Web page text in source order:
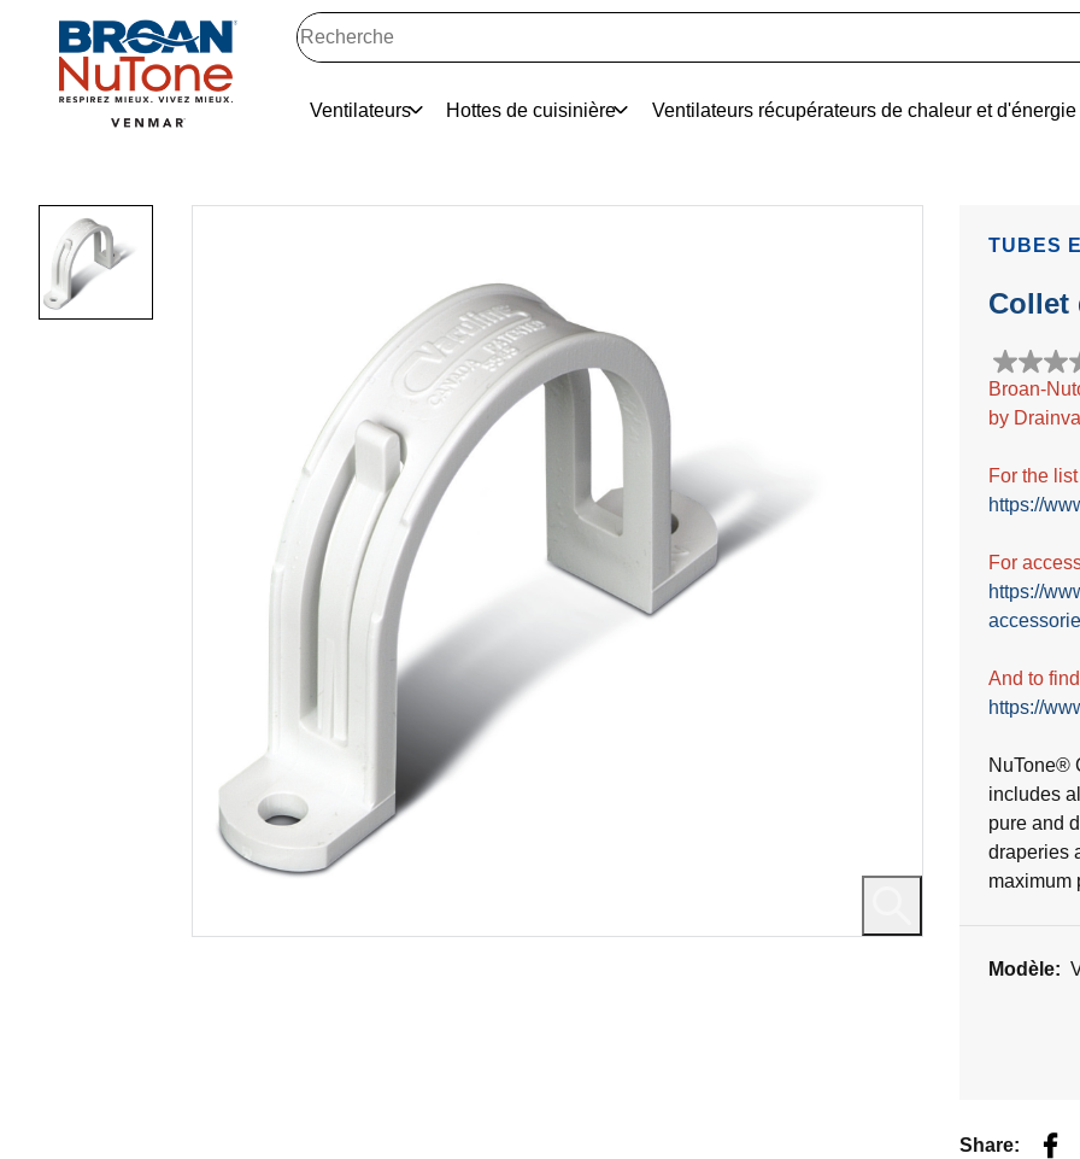
Ventilateurs Hottes de cuisinière Ventilateurs récupérateurs de chaleur et d'énergie
TUBES
Collet
0.0
étoile(s)
sur
Broan-
by
For the
https://
For
https://
And to
https://
NuTone®
includes
pure and
draperies
maximum
Modèle:
Share: